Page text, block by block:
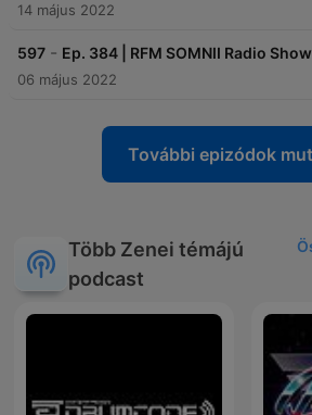
14 május 2022
597 - Ep. 384 | RFM SOMNII Radio Show
06 május 2022
További epizódok
Több Zenei témájú
podcast